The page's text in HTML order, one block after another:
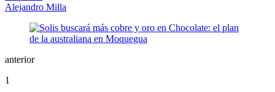
Alejandro Milla
anterior
1